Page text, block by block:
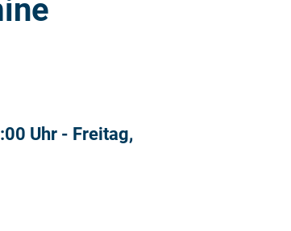
Uhr - Freitag,